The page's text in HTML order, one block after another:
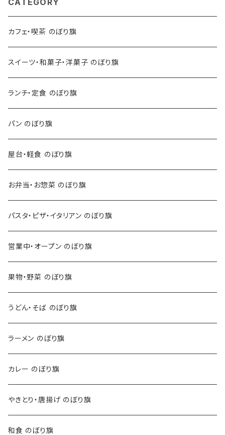
CATEGORY
カフェ・喫茶 のぼり旗
スイーツ・和菓子・洋菓子 のぼり旗
ランチ・定食 のぼり旗
パン のぼり旗
屋台・軽食 のぼり旗
お弁当・お惣菜 のぼり旗
パスタ・ピザ・イタリアン のぼり旗
営業中・オープン のぼり旗
果物・野菜 のぼり旗
うどん・そば のぼり旗
ラーメン のぼり旗
カレー のぼり旗
やきとり・唐揚げ のぼり旗
和食 のぼり旗